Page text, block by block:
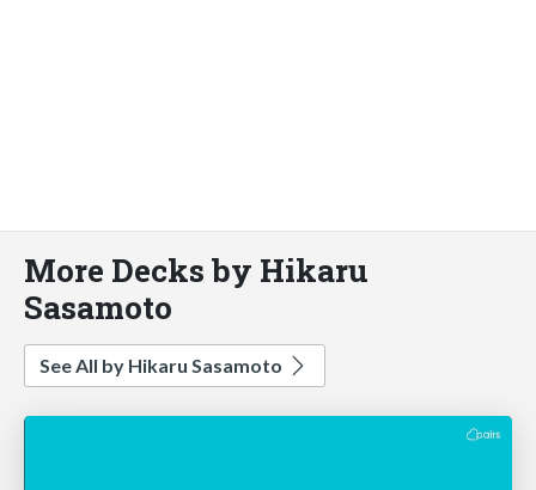
More Decks by Hikaru
Sasamoto
See All by Hikaru Sasamoto